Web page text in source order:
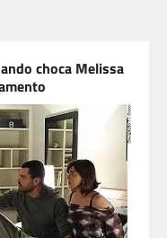
choca Melissa